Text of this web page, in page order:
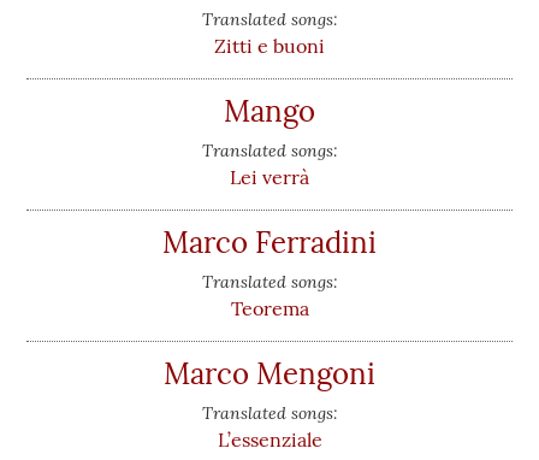
Translated songs:
Zitti e buoni
Mango
Translated songs:
Lei verrà
Marco Ferradini
Translated songs:
Teorema
Marco Mengoni
Translated songs:
L’essenziale